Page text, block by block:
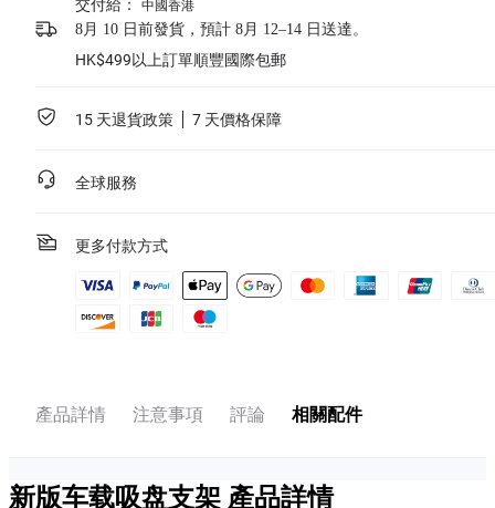
交付給： 中國香港
8月 10 日前發貨，預計 8月 12–14 日送達。
HK$499以上訂單順豐國際包郵
15 天退貨政策 7 天價格保障
全球服務
更多付款方式
產品詳情 注意事項 評論 相關配件
新版车载吸盘支架 產品詳情